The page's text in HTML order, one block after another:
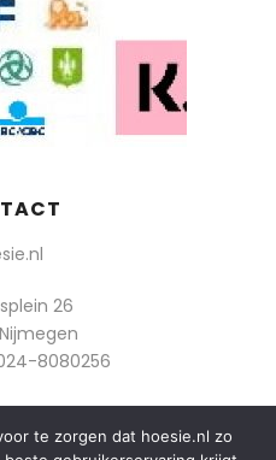
26
8080256
te zorgen dat hoesie.nl zo